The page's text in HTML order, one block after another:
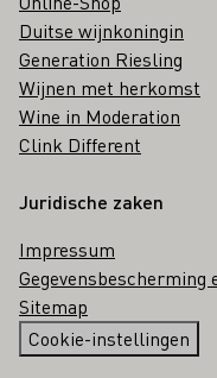
Duitse wijnkoningin
Generation Riesling
Wijnen met herkomst
Wine in Moderation
Clink Different
Juridische zaken
Impressum
Gegevensbescherming
Sitemap
Cookie-instellingen